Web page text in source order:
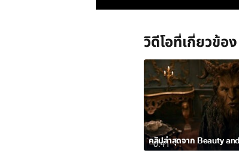
วิดีโอที่เกี่ยวข้อง
0:41